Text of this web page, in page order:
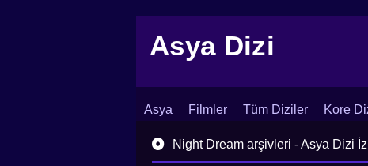
Asya Dizi
Asya Filmler Tüm Diziler Kore
İletişim Blog Dizi Arşivi
Night Dream arşivleri - Asya Dizi